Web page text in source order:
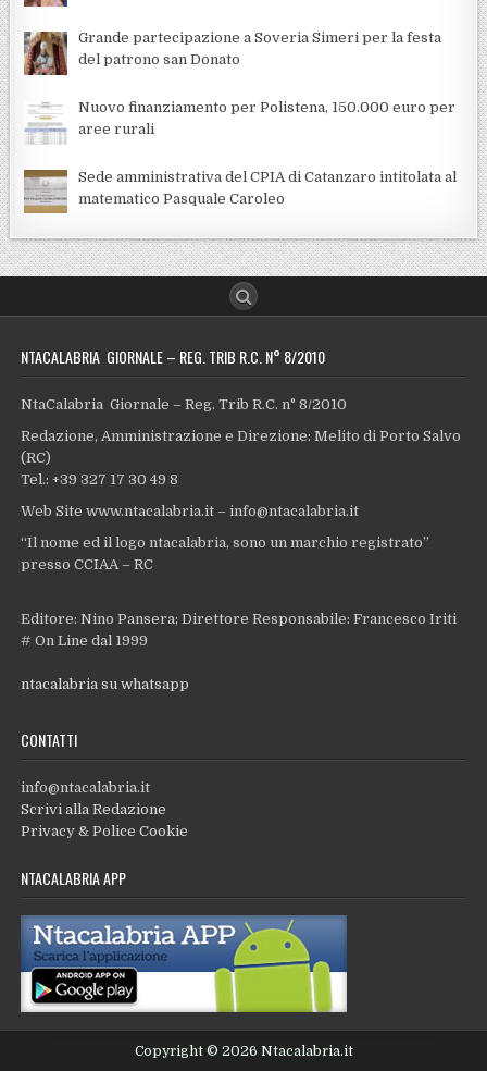
Grande partecipazione a Soveria Simeri per la festa
del patrono san Donato
Nuovo finanziamento per Polistena, 150.000 euro per
aree rurali
Sede amministrativa del CPIA di Catanzaro intitolata al
matematico Pasquale Caroleo
NTACALABRIA GIORNALE – REG. TRIB R.C. N° 8/2010
NtaCalabria Giornale – Reg. Trib R.C. n° 8/2010
Redazione, Amministrazione e Direzione: Melito di Porto Salvo
(RC)
Tel.: +39 327 17 30 49 8
Web Site www.ntacalabria.it – info@ntacalabria.it
“Il nome ed il logo ntacalabria, sono un marchio registrato”
presso CCIAA – RC
Editore: Nino Pansera; Direttore Responsabile: Francesco Iriti
# On Line dal 1999
ntacalabria su whatsapp
CONTATTI
info@ntacalabria.it
Scrivi alla Redazione
Privacy & Police Cookie
NTACALABRIA APP
Copyright © 2026 Ntacalabria.it